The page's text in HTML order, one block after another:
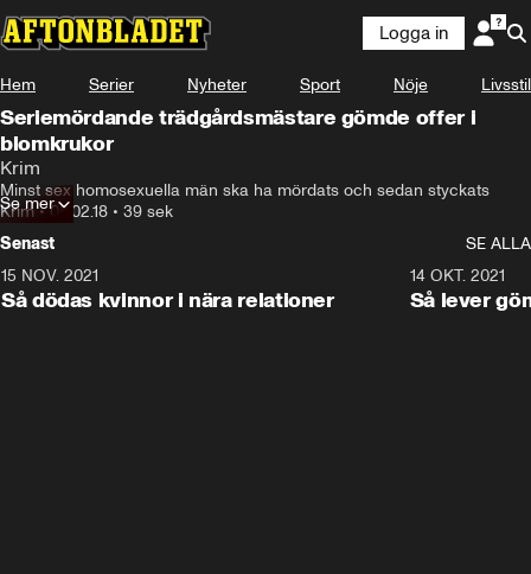
Logga in
Hem Serier Nyheter Sport Nöje Livsstil
Seriemördande trädgårdsmästare gömde offer i
blomkrukor
Krim
Minst sex homosexuella män ska ha mördats och sedan styckats
Krim•08.02.18 • 39 sek
Se mer
Senast
SE ALLA
15 NOV. 2021
Så dödas kvinnor i nära relationer
14 OKT. 2021
Så lever